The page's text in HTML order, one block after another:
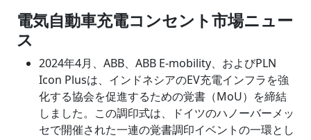
電気自動車充電コンセント市場ニュー
ス
2024年4月、ABB、ABB E-mobility、およびPLN
Icon Plusは、インドネシアのEV充電インフラを強
化する協会を促進するための覚書（MoU）を締結
しました。この調印式は、ドイツのハノーバーメッ
セで開催された一連の覚書調印イベントの一環とし